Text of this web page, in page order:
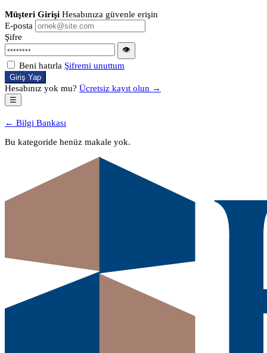
Müşteri Girişi Hesabınıza güvenle erişin
E-posta
Şifre
👁
Beni hatırla Şifremi unuttum
Giriş Yap
Hesabınız yok mu? Ücretsiz kayıt olun →
☰
← Bilgi Bankası
Bu kategoride henüz makale yok.